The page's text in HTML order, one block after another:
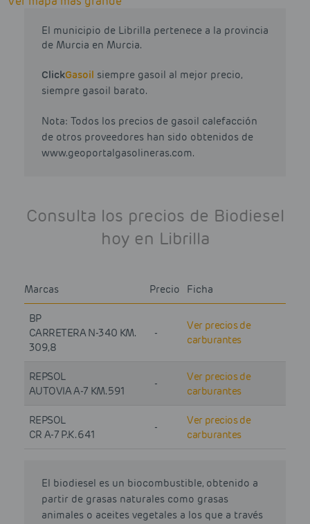
El municipio de Librilla pertenece a la provincia
de Murcia en Murcia.
ClickGasoil siempre gasoil al mejor precio,
siempre gasoil barato.
Nota: Todos los precios de gasoil calefacción
de otros proveedores han sido obtenidos de
www.geoportalgasolineras.com.
Consulta los precios de Biodiesel
hoy en Librilla
Marcas Precio Ficha
BP
CARRETERA N-340 KM.
309,8
-
Ver precios de
carburantes
REPSOL
AUTOVIA A-7 KM. 591
-
Ver precios de
carburantes
REPSOL
CR A-7 P.K. 641
-
Ver precios de
carburantes
El biodiesel es un biocombustible, obtenido a
partir de grasas naturales como grasas
animales o aceites vegetales a los que a través